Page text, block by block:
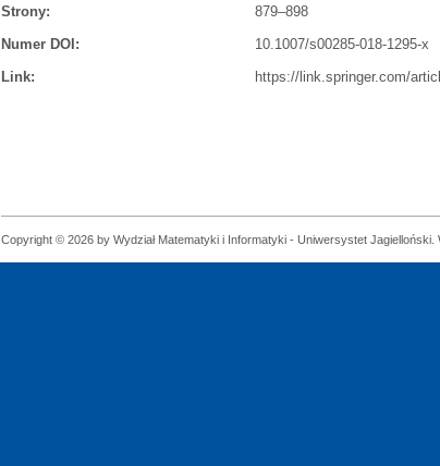
Strony:
879–898
Numer DOI:
10.1007/s00285-018-1295-x
Link:
https://link.springer.com/
Copyright © 2026 by Wydział Matematyki i Informatyki - Uniwersystet Jagielloński.